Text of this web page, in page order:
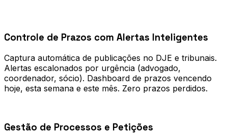
Controle de Prazos com Alertas Inteligentes
Captura automática de publicações no DJE e tribunais.
Alertas escalonados por urgência (advogado,
coordenador, sócio). Dashboard de prazos vencendo
hoje, esta semana e este mês. Zero prazos perdidos.
Gestão de Processos e Petições